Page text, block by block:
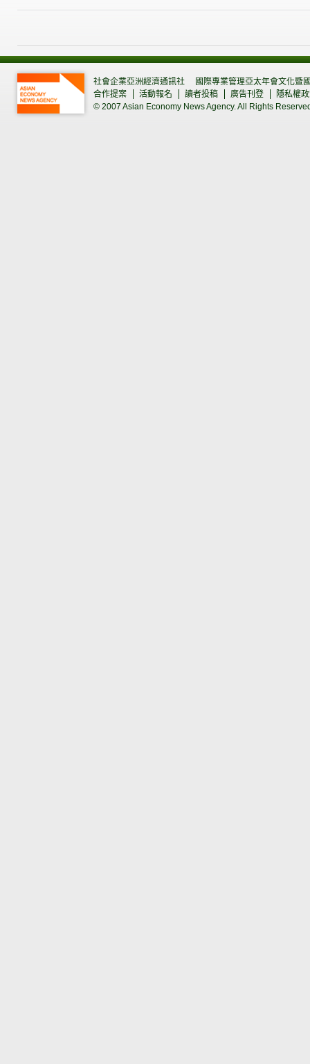
社會企業亞洲經濟通訊社
國際專業管理亞太年會文化暨
合作提案
活動報名 讀者投稿 廣告刊登
隱私權
© 2007 Asian Economy News Agency. All Rights